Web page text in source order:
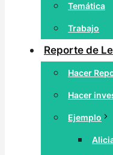
Temática
Trabajo
Reporte de
Hacer
Hacer
Ejemplo